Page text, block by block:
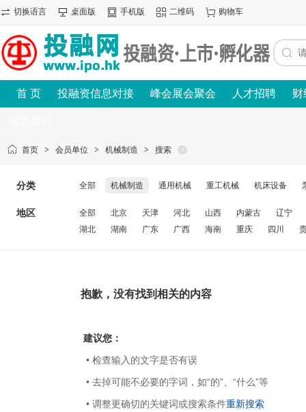
切换语言 桌面版 手机版 二维码 购物车
首 页 投融资信息对接 峰会展会聚会 人才招聘 财
首页 > 会员单位 > 机械制造 > 搜索
分类 全部 机械制造 通用机械 重工机械 机床设备
地区 全部 北京 天津 河北 山西 内蒙古
辽宁
湖北
湖南 广东 广西 海南 重庆 四川
抱歉，没有找到相关的内容
建议您：
• 检查输入的文字是否有误
• 去掉可能不必要的字词，如“的”、“什么”等
• 调整更确切的关键词或搜索条件重新搜索